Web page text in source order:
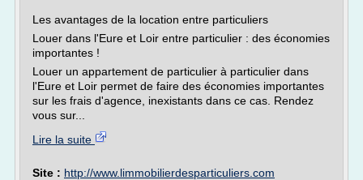
Les avantages de la location entre particuliers
Louer dans l'Eure et Loir entre particulier : des économies
importantes !
Louer un appartement de particulier à particulier dans
l'Eure et Loir permet de faire des économies importantes
sur les frais d'agence, inexistants dans ce cas. Rendez
vous sur...
Lire la suite
Site : http://www.limmobilierdesparticuliers.com